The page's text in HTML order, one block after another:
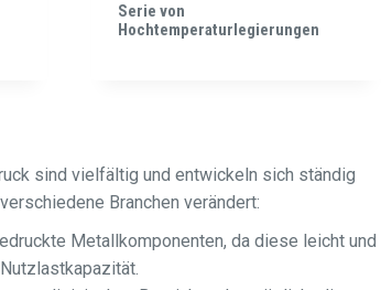
Serie von
Hochtemperaturlegierungen
sind vielfältig und entwickeln sich ständig
Branchen verändert:
Metallkomponenten, da diese leicht und